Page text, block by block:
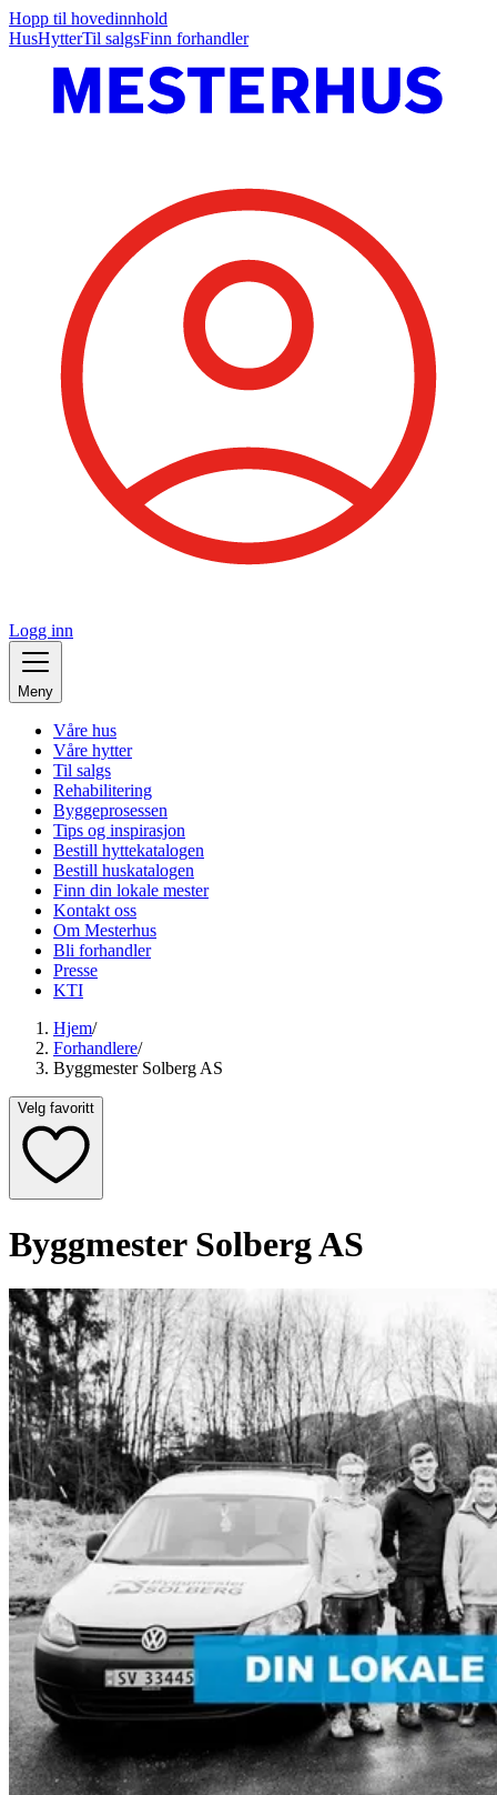
Hopp til hovedinnhold
HusHytterTil salgsFinn forhandler
Logg inn
Meny
Våre hus
Våre hytter
Til salgs
Rehabilitering
Byggeprosessen
Tips og inspirasjon
Bestill hyttekatalogen
Bestill huskatalogen
Finn din lokale mester
Kontakt oss
Om Mesterhus
Bli forhandler
Presse
KTI
Hjem/
Forhandlere/
Byggmester Solberg AS
Velg favoritt
Byggmester Solberg AS